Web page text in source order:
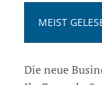
MEIST
Die neue